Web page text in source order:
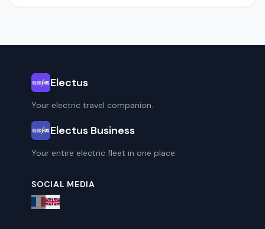
Electus
Your electric travel companion.
Electus Business
Your entire electric fleet in one place.
SOCIAL MEDIA